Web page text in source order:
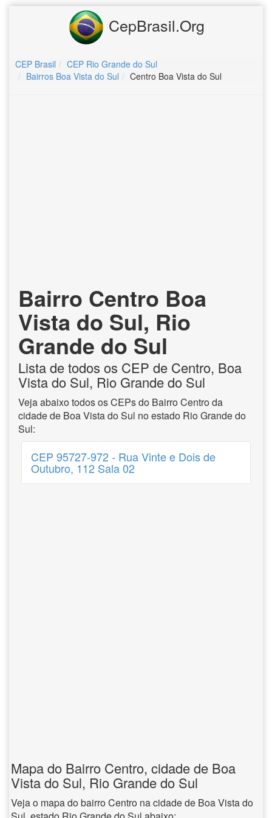
CepBrasil.Org
CEP Brasil
CEP Rio Grande do Sul
Bairros Boa Vista do Sul
Centro Boa Vista do Sul
Bairro Centro Boa
Vista do Sul, Rio
Grande do Sul
Lista de todos os CEP de Centro, Boa
Vista do Sul, Rio Grande do Sul
Veja abaixo todos os CEPs do Bairro Centro da
cidade de Boa Vista do Sul no estado Rio Grande do
Sul:
CEP 95727-972 - Rua Vinte e Dois de
Outubro, 112 Sala 02
Mapa do Bairro Centro, cidade de Boa
Vista do Sul, Rio Grande do Sul
Veja o mapa do bairro Centro na cidade de Boa Vista do